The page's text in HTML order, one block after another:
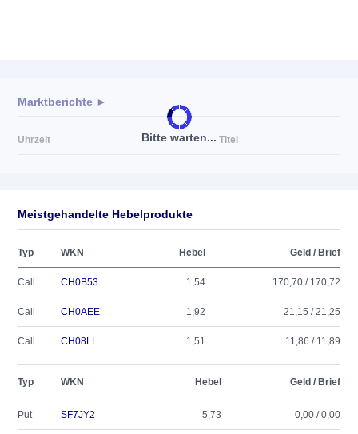
Bitte warten...
Marktberichte ►
Uhrzeit Titel
Meistgehandelte Hebelprodukte
Typ WKN Hebel Geld / Brief
Call CH0B53 1,54 170,70 / 170,72
Call CH0AEE 1,92 21,15 / 21,25
Call CH08LL 1,51 11,86 / 11,89
Typ WKN Hebel Geld / Brief
Put SF7JY2 5,73 0,00 / 0,00